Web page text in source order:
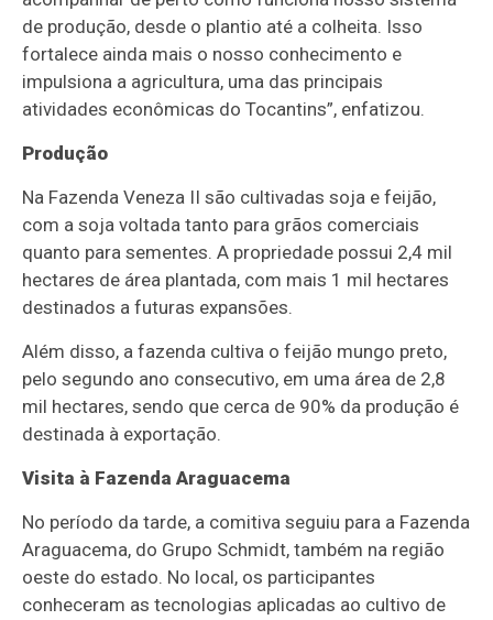
de produção, desde o plantio até a colheita. Isso
fortalece ainda mais o nosso conhecimento e
impulsiona a agricultura, uma das principais
atividades econômicas do Tocantins”, enfatizou.
Produção
Na Fazenda Veneza II são cultivadas soja e feijão,
com a soja voltada tanto para grãos comerciais
quanto para sementes. A propriedade possui 2,4 mil
hectares de área plantada, com mais 1 mil hectares
destinados a futuras expansões.
Além disso, a fazenda cultiva o feijão mungo preto,
pelo segundo ano consecutivo, em uma área de 2,8
mil hectares, sendo que cerca de 90% da produção é
destinada à exportação.
Visita à Fazenda Araguacema
No período da tarde, a comitiva seguiu para a Fazenda
Araguacema, do Grupo Schmidt, também na região
oeste do estado. No local, os participantes
conheceram as tecnologias aplicadas ao cultivo de